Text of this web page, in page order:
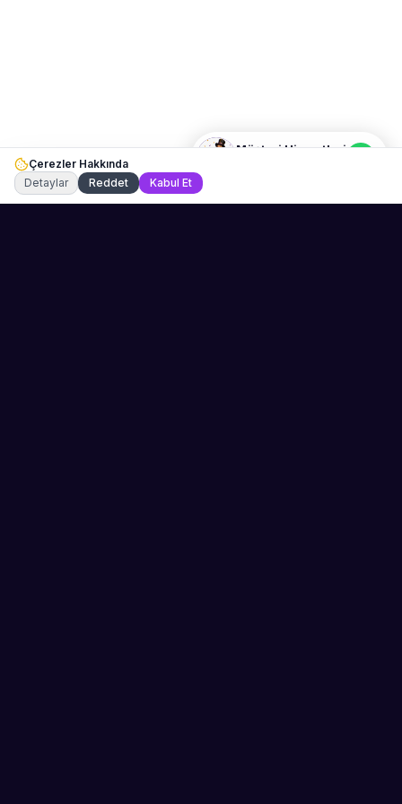
Müşteri Hizmetleri
Çerezler Hakkında
Detaylar
Reddet Kabul Et